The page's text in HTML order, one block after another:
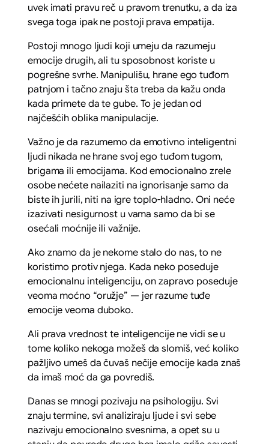
uvek imati pravu reč u pravom trenutku, a da iza
svega toga ipak ne postoji prava empatija.
Postoji mnogo ljudi koji umeju da razumeju
emocije drugih, ali tu sposobnost koriste u
pogrešne svrhe. Manipulišu, hrane ego tuđom
patnjom i tačno znaju šta treba da kažu onda
kada primete da te gube. To je jedan od
najčešćih oblika manipulacije.
Važno je da razumemo da emotivno inteligentni
ljudi nikada ne hrane svoj ego tuđom tugom,
brigama ili emocijama. Kod emocionalno zrele
osobe nećete nailaziti na ignorisanje samo da
biste ih jurili, niti na igre toplo-hladno. Oni neće
izazivati nesigurnost u vama samo da bi se
osećali moćnije ili važnije.
Ako znamo da je nekome stalo do nas, to ne
koristimo protiv njega. Kada neko poseduje
emocionalnu inteligenciju, on zapravo poseduje
veoma moćno “oružje” — jer razume tuđe
emocije veoma duboko.
Ali prava vrednost te inteligencije ne vidi se u
tome koliko nekoga možeš da slomiš, već koliko
pažljivo umeš da čuvaš nečije emocije kada znaš
da imaš moć da ga povrediš.
Danas se mnogi pozivaju na psihologiju. Svi
znaju termine, svi analiziraju ljude i svi sebe
nazivaju emocionalno svesnima, a opet su u